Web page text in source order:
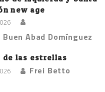
new age
Abad Domínguez
de las estrellas
Frei Betto